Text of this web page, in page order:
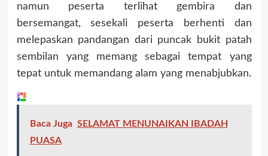
namun peserta terlihat gembira dan
bersemangat, sesekali peserta berhenti dan
melepaskan pandangan dari puncak bukit patah
sembilan yang memang sebagai tempat yang
tepat untuk memandang alam yang menabjubkan.
Baca Juga SELAMAT MENUNAIKAN IBADAH
PUASA